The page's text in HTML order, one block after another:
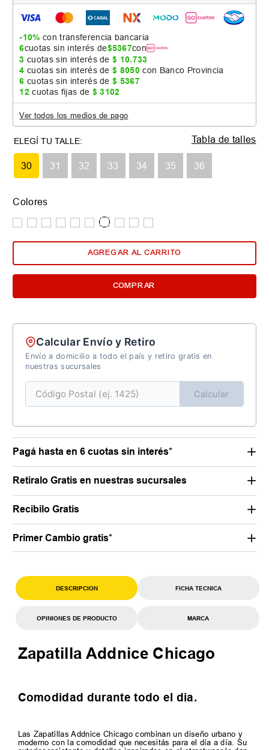
-10% con transferencia bancaria
6cuotas sin interés de$5367con
3 cuotas sin interés de$ 10.733
4 cuotas sin interés de$ 8050 con Banco Provincia
6 cuotas sin interés de$ 5367
12 cuotas fijas de $ 3102
Ver todos los medios de pago
30 31 32 33 34 35 36
Tabla de talles
Colores
AGREGAR AL CARRITO
COMPRAR
Calcular Envío y Retiro
Envío a domicilio a todo el país y retiro gratis en
nuestras sucursales
Calcular
Pagá hasta en 6 cuotas sin interés*
Retiralo Gratis en nuestras sucursales
Recibilo Gratis
Primer Cambio gratis*
DESCRIPCION FICHA TECNICA
OPINIONES DE PRODUCTO MARCA
Zapatilla Addnice Chicago
Comodidad durante todo el dia.
Las Zapatillas Addnice Chicago combinan un diseño urbano y
moderno con la comodidad que necesitás para el día a día. Su